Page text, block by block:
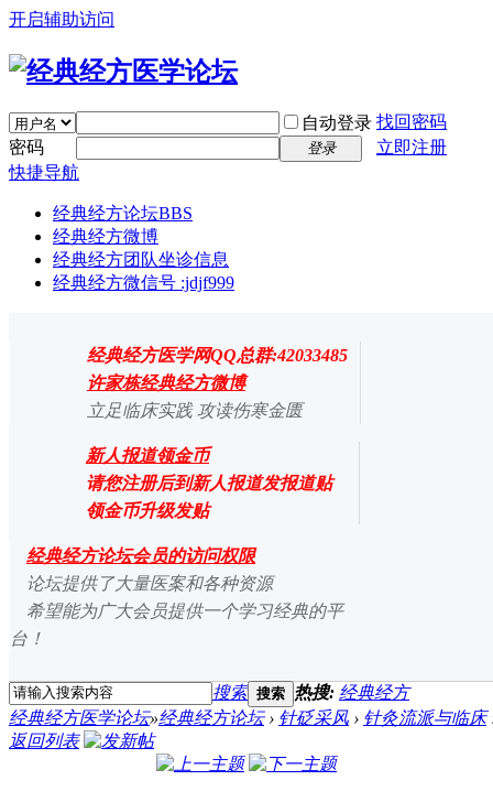
开启辅助访问
自动登录 找回密码
密码
登录
立即注册
快捷导航
经典经方论坛BBS
经典经方微博
经典经方团队坐诊信息
经典经方微信号 :jdjf999
经典经方医学网QQ总群:42033485
许家栋经典经方微博
立足临床实践 攻读伤寒金匮
新人报道领金币
请您注册后到新人报道发报道贴
领金币升级发贴
经典经方论坛会员的访问权限
论坛提供了大量医案和各种资源
希望能为广大会员提供一个学习经典的平
台！
搜索 搜索 热搜: 经典经方
经典经方医学论坛»经典经方论坛 › 针砭采风 › 针灸流派与临床
返回列表